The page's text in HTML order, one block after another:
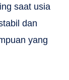
saat usia
dan
yang